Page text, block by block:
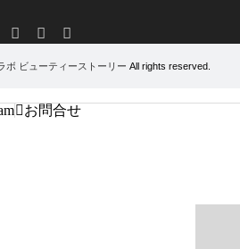
FacebookInstagram
ボ ビューティーストーリー All rights reserved.
お問合せ